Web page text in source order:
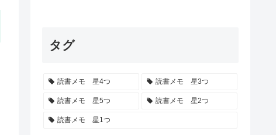
タグ
読書メモ 星4つ 読書メモ 星3つ
読書メモ 星5つ 読書メモ 星2つ
読書メモ 星1つ